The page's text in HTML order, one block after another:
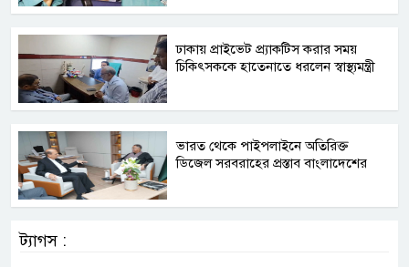
ঢাকায় প্রাইভেট প্র্যাকটিস করার সময়
চিকিৎসককে হাতেনাতে ধরলেন স্বাস্থ্যমন্ত্রী
ভারত থেকে পাইপলাইনে অতিরিক্ত
ডিজেল সরবরাহের প্রস্তাব বাংলাদেশের
ট্যাগস :